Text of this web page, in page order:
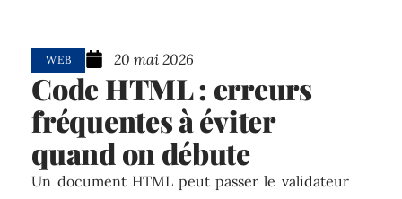
WEB 20 mai 2026
Code HTML : erreurs
fréquentes à éviter
quand on débute
Un document HTML peut passer le validateur